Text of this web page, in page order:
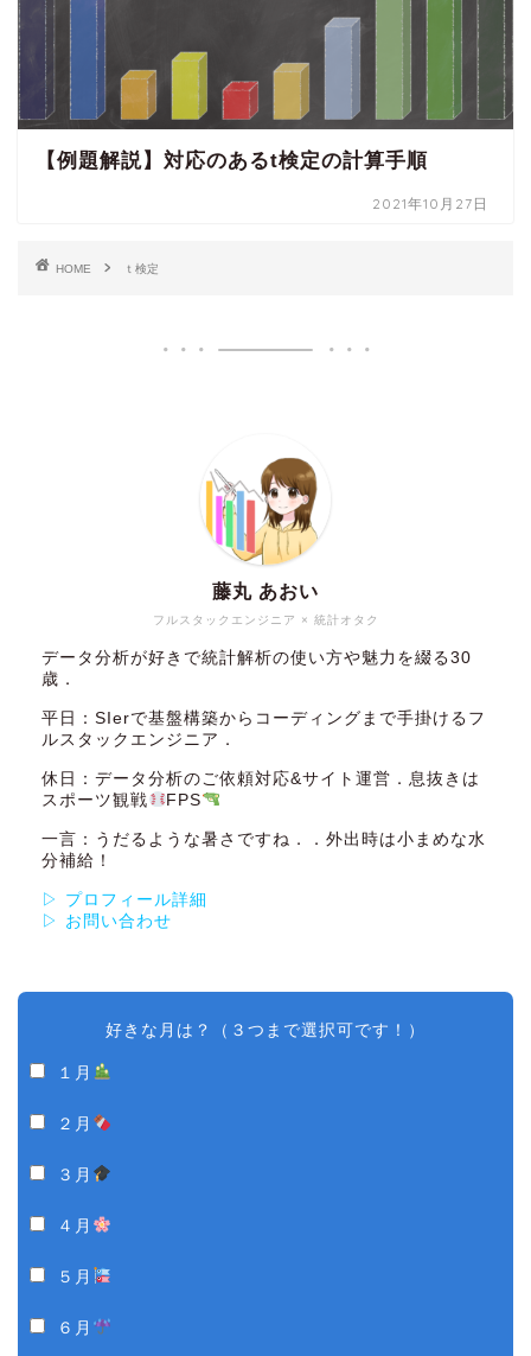
【例題解説】対応のあるt検定の計算手順
2021年10月27日
HOME ｔ検定
フルスタックエンジニア × 統計オタク
藤丸 あおい
データ分析が好きで統計解析の使い方や魅力を綴る30
歳．
平日：SIerで基盤構築からコーディングまで手掛けるフ
ルスタックエンジニア．
休日：データ分析のご依頼対応&サイト運営．息抜きは
スポーツ観戦
FPS
一言：うだるような暑さですね．．外出時は小まめな水
分補給！
▷ プロフィール詳細
▷ お問い合わせ
好きな月は？（３つまで選択可です！）
１月
２月
３月
４月
５月
６月